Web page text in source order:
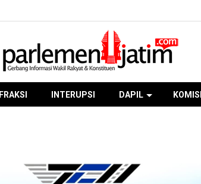
FRAKSI INTERUPSI DAPIL KOMISI